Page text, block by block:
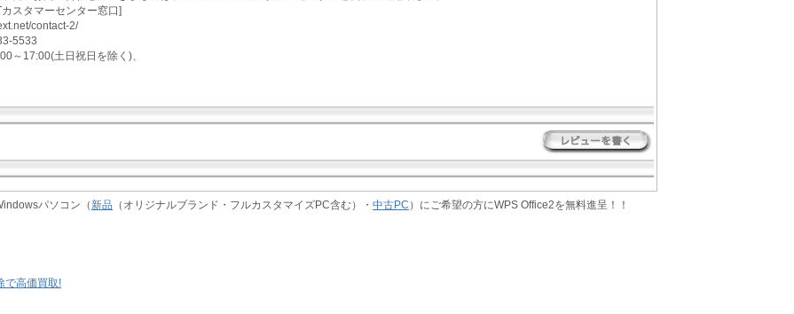
スタマーセンター窓口]
contact-2/
5533
～17:00(土日祝日を除く)、
パソコン（ 新品 （オリジナルブランド・フルカスタマイズPC含む）・ 中古PC ）にご希望の方にWPS Office2を無料進呈！！